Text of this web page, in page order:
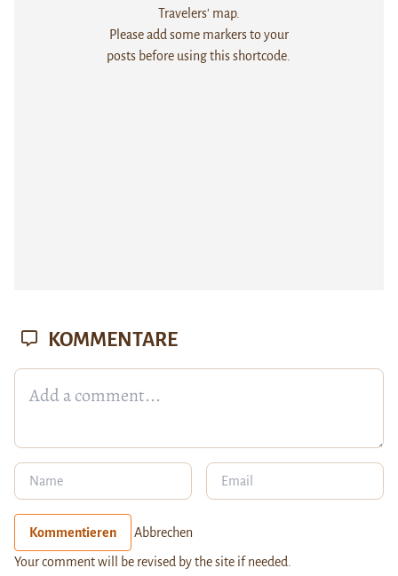
Travelers' map.
Please add some markers to your
posts before using this shortcode.
KOMMENTARE
Kommentieren Abbrechen
Your comment will be revised by the site if needed.